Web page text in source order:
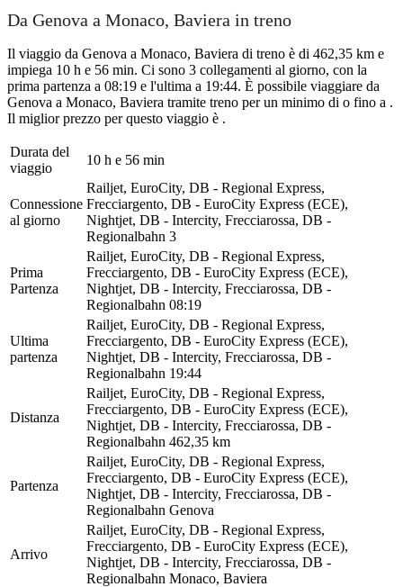
Da Genova a Monaco, Baviera in treno
Il viaggio da Genova a Monaco, Baviera di treno è di 462,35 km e
impiega 10 h e 56 min. Ci sono 3 collegamenti al giorno, con la
prima partenza a 08:19 e l'ultima a 19:44. È possibile viaggiare da
Genova a Monaco, Baviera tramite treno per un minimo di o fino a .
Il miglior prezzo per questo viaggio è .
Durata del
viaggio
10 h e 56 min
Connessione
al giorno
Railjet, EuroCity, DB - Regional Express,
Frecciargento, DB - EuroCity Express (ECE),
Nightjet, DB - Intercity, Frecciarossa, DB -
Regionalbahn 3
Prima
Partenza
Railjet, EuroCity, DB - Regional Express,
Frecciargento, DB - EuroCity Express (ECE),
Nightjet, DB - Intercity, Frecciarossa, DB -
Regionalbahn 08:19
Ultima
partenza
Railjet, EuroCity, DB - Regional Express,
Frecciargento, DB - EuroCity Express (ECE),
Nightjet, DB - Intercity, Frecciarossa, DB -
Regionalbahn 19:44
Distanza
Railjet, EuroCity, DB - Regional Express,
Frecciargento, DB - EuroCity Express (ECE),
Nightjet, DB - Intercity, Frecciarossa, DB -
Regionalbahn 462,35 km
Partenza
Railjet, EuroCity, DB - Regional Express,
Frecciargento, DB - EuroCity Express (ECE),
Nightjet, DB - Intercity, Frecciarossa, DB -
Regionalbahn Genova
Arrivo
Railjet, EuroCity, DB - Regional Express,
Frecciargento, DB - EuroCity Express (ECE),
Nightjet, DB - Intercity, Frecciarossa, DB -
Regionalbahn Monaco, Baviera